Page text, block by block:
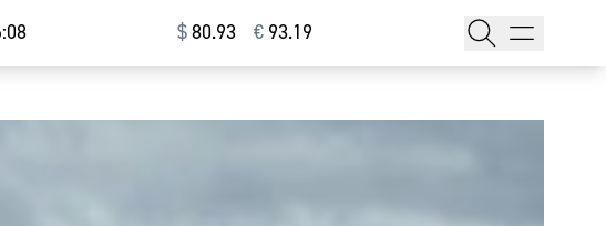
$⁠80.93 € ⁠93.19